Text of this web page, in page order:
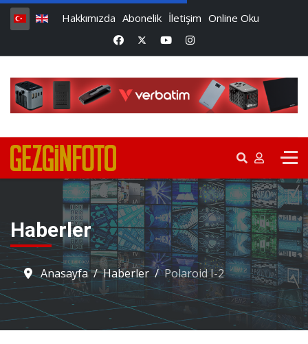
Hakkımızda Abonelik İletişim Online Oku
Haberler
Anasayfa Haberler Polaroid I-2